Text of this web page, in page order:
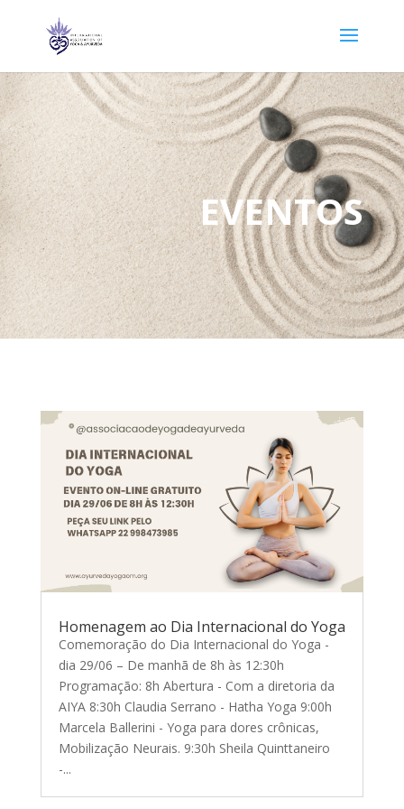
EVENTOS
Homenagem ao Dia Internacional do Yoga
Comemoração do Dia Internacional do Yoga -
dia 29/06 – De manhã de 8h às 12:30h
Programação: 8h Abertura - Com a diretoria da
AIYA 8:30h Claudia Serrano - Hatha Yoga 9:00h
Marcela Ballerini - Yoga para dores crônicas,
Mobilização Neurais. 9:30h Sheila Quinttaneiro
-...